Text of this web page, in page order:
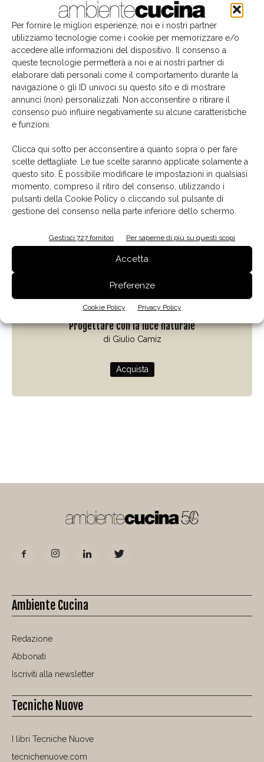
Per fornire le migliori esperienze, noi e i nostri partner
utilizziamo tecnologie come i cookie per memorizzare e/o
accedere alle informazioni del dispositivo. Il consenso a
queste tecnologie permetterà a noi e ai nostri partner di
elaborare dati personali come il comportamento durante la
navigazione o gli ID univoci su questo sito e di mostrare
annunci (non) personalizzati. Non acconsentire o ritirare il
consenso può influire negativamente su alcune caratteristiche
e funzioni.
Clicca qui sotto per acconsentire a quanto sopra o per fare
scelte dettagliate. Le tue scelte saranno applicate solamente a
questo sito. È possibile modificare le impostazioni in qualsiasi
momento, compreso il ritiro del consenso, utilizzando i
pulsanti della Cookie Policy o cliccando sul pulsante di
gestione del consenso nella parte inferiore dello schermo.
Gestisci 727 fornitori Per saperne di più su questi scopi
Accetta
Preferenze
Cookie Policy Privacy Policy
Il libro del mese
Zenit
Progettare con la luce naturale
di Giulio Camiz
Acquista
Ambiente Cucina
Redazione
Abbonati
Iscriviti alla newsletter
Tecniche Nuove
I libri Tecniche Nuove
tecnichenuove.com